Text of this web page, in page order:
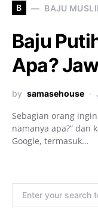
B BAJU
Baju
Apa?
by samasehouse
Sebagian orang
namanya apa?” dan
Google, termasuk…